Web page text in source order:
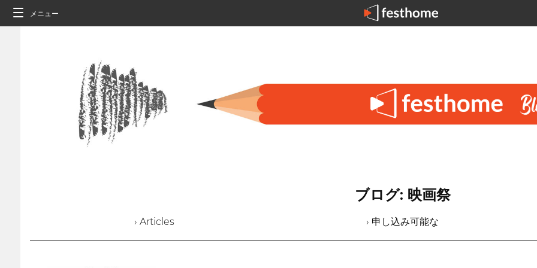
メニュー
ブログ: 映画祭
› Articles › 申し込み可能な